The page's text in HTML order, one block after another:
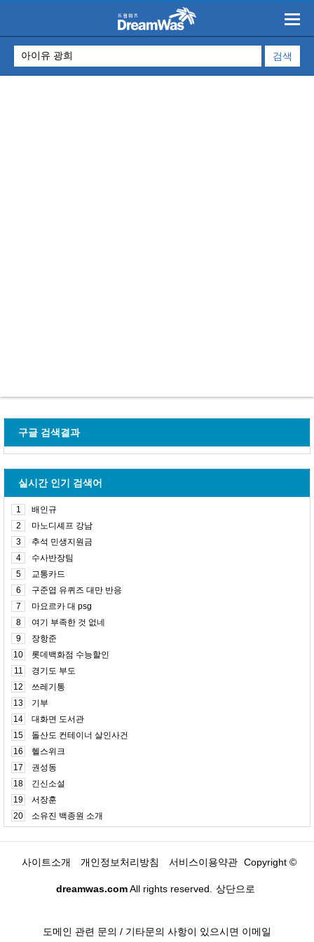
구글 검색결과
실시간 인기 검색어
1
배인규
2
마노디셰프 강남
3
추석 민생지원금
4
수사반장팀
5
교통카드
6
구준엽 유퀴즈 대만 반응
7
마요르카 대 psg
8
여기 부족한 것 없네
9
장항준
10
롯데백화점 수능할인
11
경기도 부도
12
쓰레기통
13
기부
14
대화면 도서관
15
돌산도 컨테이너 살인사건
16
헬스위크
17
권성동
18
긴신소설
19
서장훈
20
소유진 백종원 소개
사이트소개 개인정보처리방침 서비스이용약관 Copyright ©
dreamwas.comAll rights reserved. 상단으로
도메인 관련 문의 / 기타문의 사항이 있으시면 이메일